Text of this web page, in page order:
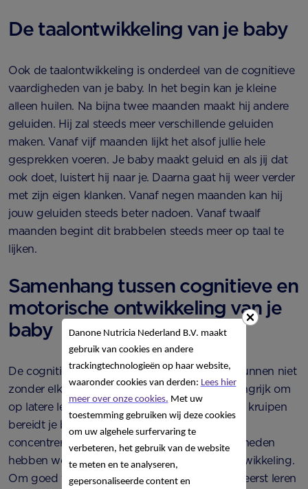
De taalontwikkeling van je baby
Ook de taalontwikkeling is onderdeel van de cognitieve
vaardigheden van je baby. In het begin kan je kleine
alleen huilen. Na bijna twee maanden maakt hij andere
geluiden. Hij zal steeds meer verschillende geluiden
maken. Vanaf vijf maanden lijkt het alsof jullie hele
gesprekken voeren. Je baby maakt geluid en als jij dat
ook doet, luistert hij naar je. Daarna gaat hij weer verder
met zijn eigen klanken. Vanaf negen maanden kan hij
jouw geluiden steeds beter nadoen. Vanaf twaalf
maanden begint dit brabbelen steeds meer op taal te
lijken.
Samenhang tussen cognitieve en
motorische ontwikkeling van je
baby
De cognitieve enmotorische ontwikkeling
kunnen niet
zonder elkaar. Het kruipen van je baby is belangrijk om
op latere leeftijd mee te komen op school. Het kruipen
bereidt je baby voor op vaardigheden zoals
concentreren en leren schrijven. Deze vaardigheden
hebben weer te maken met de cognitieve ontwikkeling.
Om goed tot kruipen te komen moet je baby eerst leren
Danone Nutricia Nederland B.V. maakt
gebruik van cookies en andere
trackingtechnologieën op haar website,
waaronder cookies van derden: Lees hier
meer over onze cookies. Met uw
toestemming gebruiken wij deze cookies
om uw algehele surfervaring te
verbeteren, het gebruik van de website
te meten en te analyseren,
gepersonaliseerde content en